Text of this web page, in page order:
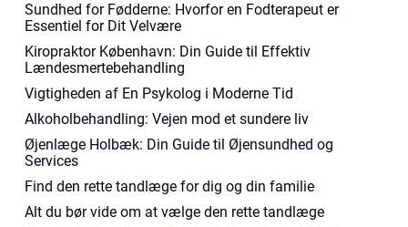
Sundhed for Fødderne: Hvorfor en Fodterapeut er
Essentiel for Dit Velvære
Kiropraktor København: Din Guide til Effektiv
Lændesmertebehandling
Vigtigheden af En Psykolog i Moderne Tid
Alkoholbehandling: Vejen mod et sundere liv
Øjenlæge Holbæk: Din Guide til Øjensundhed og
Services
Find den rette tandlæge for dig og din familie
Alt du bør vide om at vælge den rette tandlæge